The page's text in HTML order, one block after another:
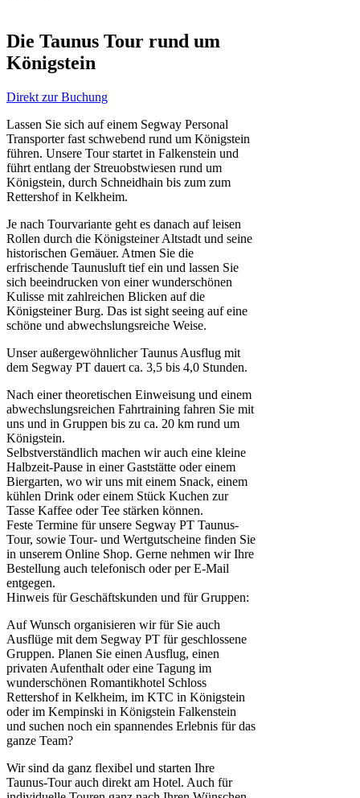
Die Taunus Tour rund um
Königstein
Direkt zur Buchung
Lassen Sie sich auf einem Segway Personal
Transporter fast schwebend rund um Königstein
führen. Unsere Tour startet in Falkenstein und
führt entlang der Streuobstwiesen rund um
Königstein, durch Schneidhain bis zum zum
Rettershof in Kelkheim.
Je nach Tourvariante geht es danach auf leisen
Rollen durch die Königsteiner Altstadt und seine
historischen Gemäuer. Atmen Sie die
erfrischende Taunusluft tief ein und lassen Sie
sich beeindrucken von einer wunderschönen
Kulisse mit zahlreichen Blicken auf die
Königsteiner Burg. Das ist sight seeing auf eine
schöne und abwechslungsreiche Weise.
Unser außergewöhnlicher Taunus Ausflug mit
dem Segway PT dauert ca. 3,5 bis 4,0 Stunden.
Nach einer theoretischen Einweisung und einem
abwechslungsreichen Fahrtraining fahren Sie mit
uns und in Gruppen bis zu ca. 20 km rund um
Königstein.
Selbstverständlich machen wir auch eine kleine
Halbzeit-Pause in einer Gaststätte oder einem
Biergarten, wo wir uns mit einem Snack, einem
kühlen Drink oder einem Stück Kuchen zur
Tasse Kaffee oder Tee stärken können.
Feste Termine für unsere Segway PT Taunus-
Tour, sowie Tour- und Wertgutscheine finden Sie
in unserem Online Shop. Gerne nehmen wir Ihre
Bestellung auch telefonisch oder per E-Mail
entgegen.
Hinweis für Geschäftskunden und für Gruppen:
Auf Wunsch organisieren wir für Sie auch
Ausflüge mit dem Segway PT für geschlossene
Gruppen. Planen Sie einen Ausflug, einen
privaten Aufenthalt oder eine Tagung im
wunderschönen Romantikhotel Schloss
Rettershof in Kelkheim, im KTC in Königstein
oder im Kempinski in Königstein Falkenstein
und suchen noch ein spannendes Erlebnis für das
ganze Team?
Wir sind da ganz flexibel und starten Ihre
Taunus-Tour auch direkt am Hotel. Auch für